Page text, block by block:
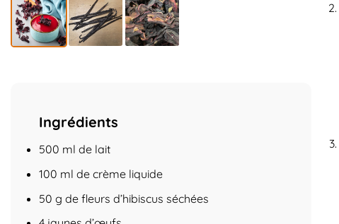
Ingrédients
500 ml de lait
100 ml de crème liquide
50 g de fleurs d’hibiscus séchées